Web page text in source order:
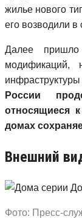
жилье нового
его возводили в
Далее
модификаций,
России
относящиеся
домах
Внешний
Фото: Пресс-